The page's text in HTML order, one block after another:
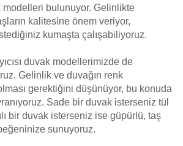
modelleri bulunuyor. Gelinlikte
kalitesine önem veriyor,
kumaşta çalışabiliyoruz.
duvak modellerimizde de
Gelinlik ve duvağın renk
gerektiğini düşünüyor, bu konuda
Sade bir duvak isterseniz tül
bir duvak isterseniz ise güpürlü, taş
sunuyoruz.